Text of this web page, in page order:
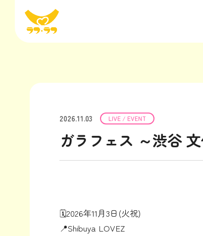
2026.11.03 LIVE / EVENT
ガラフェス ～渋谷
🗓2026年11月3日(火祝)
📍Shibuya LOVEZ